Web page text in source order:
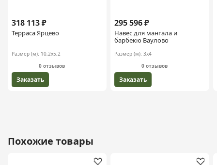
318 113 ₽
Терраса Ярцево
Размер (м): 10,2х5,2
0 отзывов
Заказать
295 596 ₽
Навес для мангала и
барбекю Ваулово
Размер (м): 3х4
0 отзывов
Заказать
Похожие товары